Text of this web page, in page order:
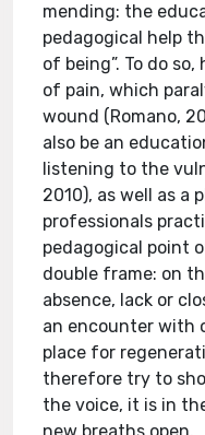
mending: the
pedagogical help
of being”. To do
of pain, which
wound (Romano,
also be an
listening to the
2010), as well as a
professionals
pedagogical point
double frame: on
absence, lack or
an encounter with
place for
therefore try to
the voice, it is in